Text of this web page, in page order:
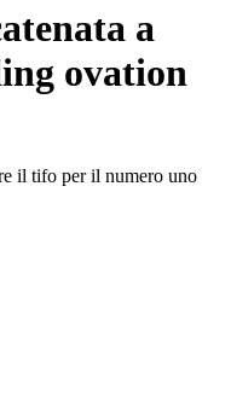
a
ovation
il tifo per il numero uno